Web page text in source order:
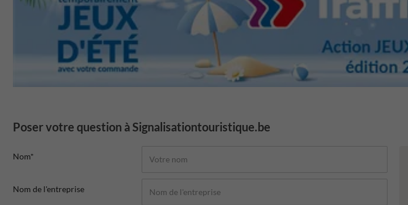
Poser votre question à Signalisationtouristique.be
Nom*
Nom de l'entreprise